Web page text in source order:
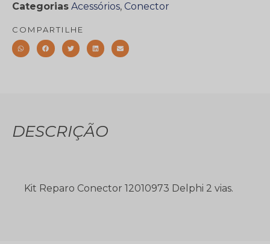
Categorias Acessórios, Conector
COMPARTILHE
DESCRIÇÃO
Kit Reparo Conector 12010973 Delphi 2 vias.